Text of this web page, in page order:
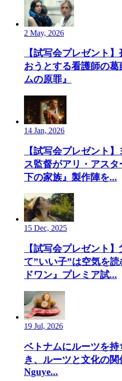
2 May, 2026
【試写会プレゼント
おうとする看護師の
ムの原罪』
14 Jan, 2026
【試写会プレゼント
ス監督がアリ・アス
下の家族』製作陣を...
15 Dec, 2025
【試写会プレゼント
て”いい子”は空気を
ドワン』プレミア試...
19 Jul, 2026
ベトナムにルーツを
き、ルーツと文化の
Nguye...